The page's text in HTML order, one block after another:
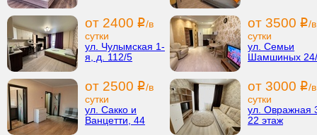
от 2400 i/в
сутки
ул. Чулымская 1-
я, д. 112/5
от 3500 i/в
сутки
ул. Семьи
Шамшиных
от 2500 i/в
сутки
ул. Сакко и
Ванцетти, 44
от 3000 i/в
сутки
ул. Овражная
22 этаж